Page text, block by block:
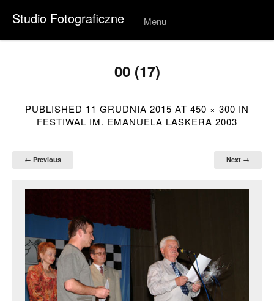
Studio Fotograficzne Menu
Skip to
00 (17)
PUBLISHED 11 GRUDNIA 2015 AT 450 × 300 IN
FESTIWAL IM. EMANUELA LASKERA 2003
← Previous Next →